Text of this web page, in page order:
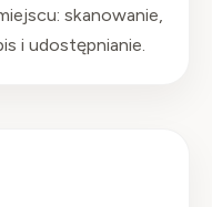
skanowanie,
i udostępnianie.